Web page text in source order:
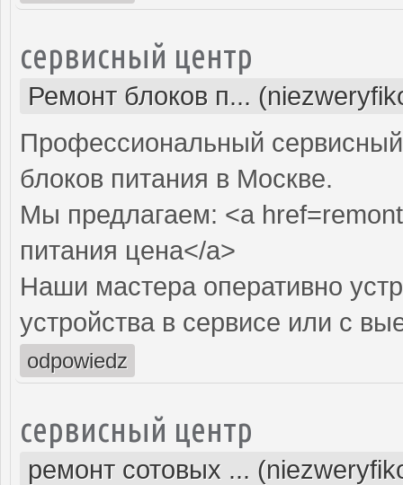
сервисный центр
Ремонт блоков п...
Профессиональный
блоков питания в Москве.
Мы предлагаем: <a
питания цена</a>
Наши мастера оперативно
устройства в сервисе или с
odpowiedz
сервисный центр
ремонт сотовых ...